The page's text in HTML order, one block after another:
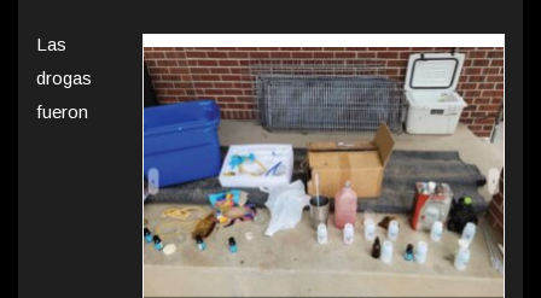
Las
drogas
fueron